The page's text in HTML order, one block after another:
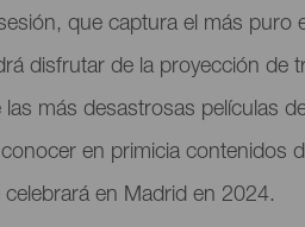
que captura el más puro
disfrutar de la proyección de
más desastrosas películas
en primicia contenidos
en Madrid en 2024.